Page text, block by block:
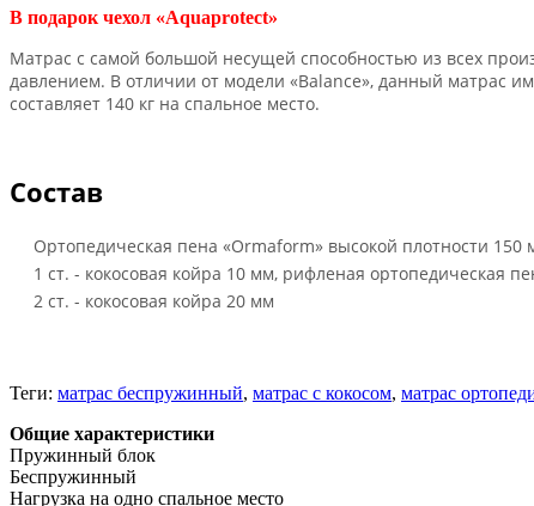
В подарок чехол «Aquaprotect»
Матрас с самой большой несущей способностью из всех
давлением. В отличии от модели «Balance», данный матрас
составляет 140 кг на спальное место.
Состав
Ортопедическая пена «Ormaform» высокой плотности 150
1 ст. - кокосовая койра 10 мм, рифленая ортопедическая
2 ст. - кокосовая койра 20 мм
Теги: матрас беспружинный, матрас с кокосом, матрас
Общие характеристики
Пружинный блок
Беспружинный
Нагрузка на одно спальное место